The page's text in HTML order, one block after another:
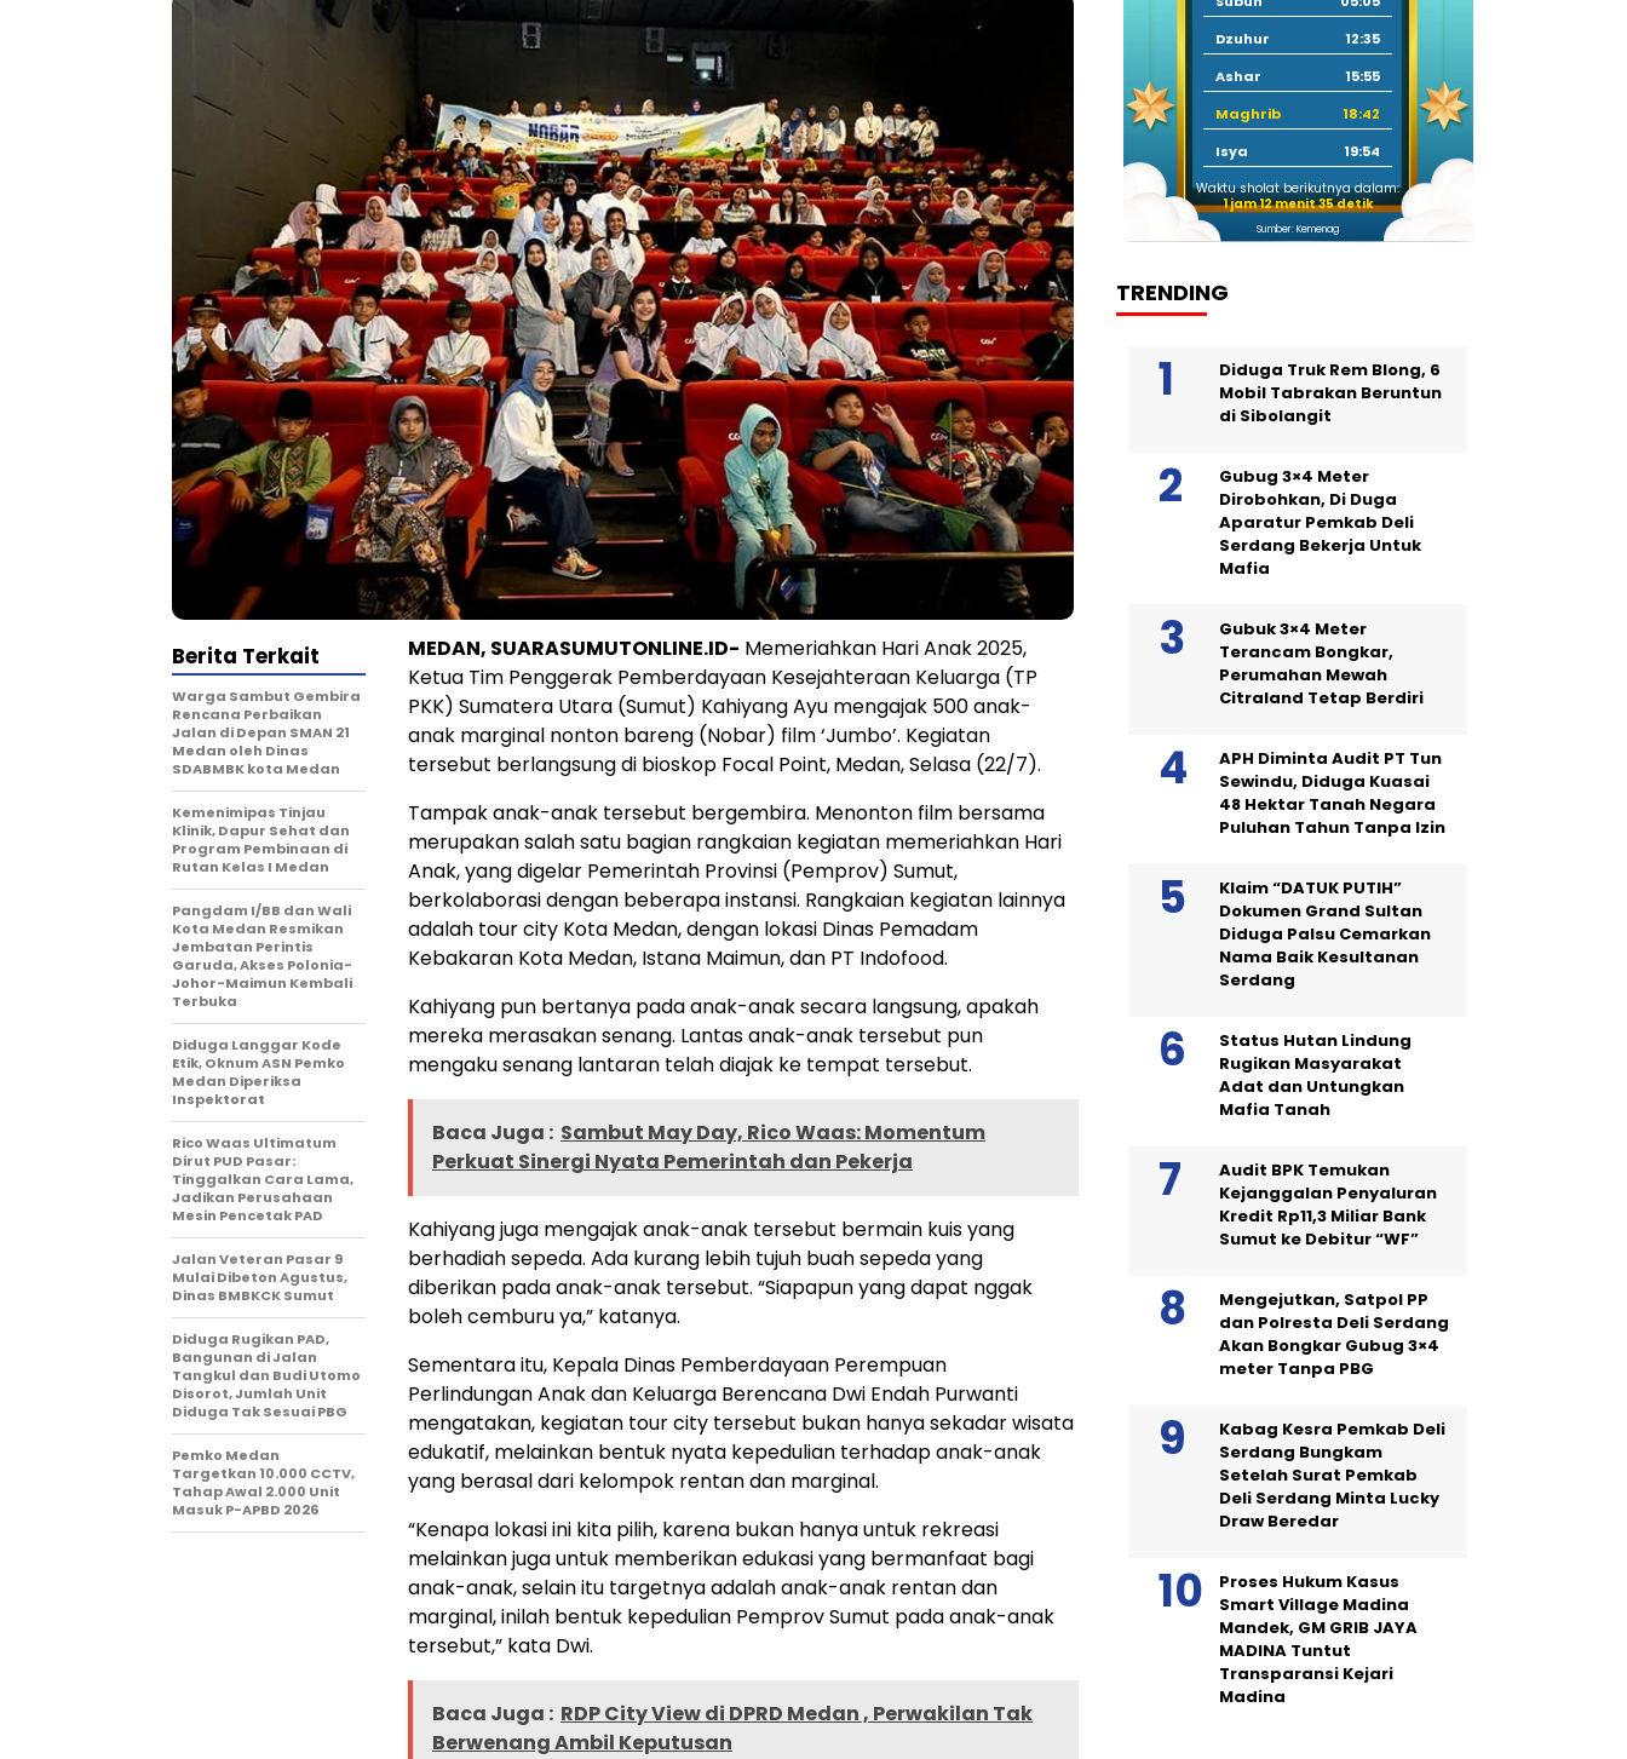
MEDAN, SUARASUMUTONLINE.ID- Memeriahkan Hari Anak 2025,
Ketua Tim Penggerak Pemberdayaan Kesejahteraan Keluarga (TP
PKK) Sumatera Utara (Sumut) Kahiyang Ayu mengajak 500 anak-
anak marginal nonton bareng (Nobar) film ‘Jumbo’. Kegiatan
tersebut berlangsung di bioskop Focal Point, Medan, Selasa (22/7).
Tampak anak-anak tersebut bergembira. Menonton film bersama
merupakan salah satu bagian rangkaian kegiatan memeriahkan Hari
Anak, yang digelar Pemerintah Provinsi (Pemprov) Sumut,
berkolaborasi dengan beberapa instansi. Rangkaian kegiatan lainnya
adalah tour city Kota Medan, dengan lokasi Dinas Pemadam
Kebakaran Kota Medan, Istana Maimun, dan PT Indofood.
Kahiyang pun bertanya pada anak-anak secara langsung, apakah
mereka merasakan senang. Lantas anak-anak tersebut pun
mengaku senang lantaran telah diajak ke tempat tersebut.
Baca Juga : Sambut May Day, Rico Waas: Momentum
Perkuat Sinergi Nyata Pemerintah dan Pekerja
Kahiyang juga mengajak anak-anak tersebut bermain kuis yang
berhadiah sepeda. Ada kurang lebih tujuh buah sepeda yang
diberikan pada anak-anak tersebut. “Siapapun yang dapat nggak
boleh cemburu ya,” katanya.
Sementara itu, Kepala Dinas Pemberdayaan Perempuan
Perlindungan Anak dan Keluarga Berencana Dwi Endah Purwanti
mengatakan, kegiatan tour city tersebut bukan hanya sekadar wisata
edukatif, melainkan bentuk nyata kepedulian terhadap anak-anak
yang berasal dari kelompok rentan dan marginal.
“Kenapa lokasi ini kita pilih, karena bukan hanya untuk rekreasi
melainkan juga untuk memberikan edukasi yang bermanfaat bagi
anak-anak, selain itu targetnya adalah anak-anak rentan dan
marginal, inilah bentuk kepedulian Pemprov Sumut pada anak-anak
tersebut,” kata Dwi.
Baca Juga : RDP City View di DPRD Medan , Perwakilan Tak
Berwenang Ambil Keputusan
Berita Terkait
Warga Sambut Gembira
Rencana Perbaikan
Jalan di Depan SMAN 21
Medan oleh Dinas
SDABMBK kota Medan
Kemenimipas Tinjau
Klinik, Dapur Sehat dan
Program Pembinaan di
Rutan Kelas I Medan
Pangdam I/BB dan Wali
Kota Medan Resmikan
Jembatan Perintis
Garuda, Akses Polonia-
Johor-Maimun Kembali
Terbuka
Diduga Langgar Kode
Etik, Oknum ASN Pemko
Medan Diperiksa
Inspektorat
Rico Waas Ultimatum
Dirut PUD Pasar:
Tinggalkan Cara Lama,
Jadikan Perusahaan
Mesin Pencetak PAD
Jalan Veteran Pasar 9
Mulai Dibeton Agustus,
Dinas BMBKCK Sumut
Diduga Rugikan PAD,
Bangunan di Jalan
Tangkul dan Budi Utomo
Disorot, Jumlah Unit
Diduga Tak Sesuai PBG
Pemko Medan
Targetkan 10.000 CCTV,
Tahap Awal 2.000 Unit
Masuk P-APBD 2026
Dzuhur
12:35
Ashar
15:55
Maghrib
18:42
Isya
19:54
Waktu sholat berikutnya dalam:
1 jam 12 menit 34 detik
Sumber: Kemenag
TRENDING
Diduga Truk Rem Blong, 6
Mobil Tabrakan Beruntun
di Sibolangit
Gubug 3×4 Meter
Dirobohkan, Di Duga
Aparatur Pemkab Deli
Serdang Bekerja Untuk
Mafia
Gubuk 3×4 Meter
Terancam Bongkar,
Perumahan Mewah
Citraland Tetap Berdiri
APH Diminta Audit PT Tun
Sewindu, Diduga Kuasai
48 Hektar Tanah Negara
Puluhan Tahun Tanpa Izin
Klaim “DATUK PUTIH”
Dokumen Grand Sultan
Diduga Palsu Cemarkan
Nama Baik Kesultanan
Serdang
Status Hutan Lindung
Rugikan Masyarakat
Adat dan Untungkan
Mafia Tanah
Audit BPK Temukan
Kejanggalan Penyaluran
Kredit Rp11,3 Miliar Bank
Sumut ke Debitur “WF”
Mengejutkan, Satpol PP
dan Polresta Deli Serdang
Akan Bongkar Gubug 3×4
meter Tanpa PBG
Kabag Kesra Pemkab Deli
Serdang Bungkam
Setelah Surat Pemkab
Deli Serdang Minta Lucky
Draw Beredar
Proses Hukum Kasus
Smart Village Madina
Mandek, GM GRIB JAYA
MADINA Tuntut
Transparansi Kejari
Madina